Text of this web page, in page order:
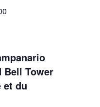
Bell Tower
et du